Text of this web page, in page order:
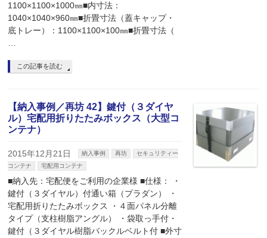
1100×1100×1000㎜■内寸法：
1040×1040×960㎜■折畳寸法（蓋キャップ・
底トレー）：1100×1100×100㎜■折畳寸法（
この記事を読む
【納入事例／再坊 42】鍵付（３ダイヤ
ル）宅配用折りたたみボックス（大型コ
ンテナ）
2015年12月21日 納入事例 再坊
セキュリティー
コンテナ
宅配用コンテナ
■納入先：宅配便をご利用の企業様 ■仕様： ・
鍵付（３ダイヤル）付通い箱（プラダン） ・
宅配用折りたたみボックス ・４面パネル分離
タイプ（支柱樹脂アングル） ・袋取っ手付・
鍵付（３ダイヤル樹脂バックルベルト付 ■外寸